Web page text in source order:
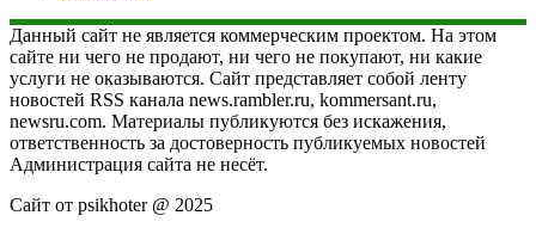
Данный сайт не является коммерческим проектом. На этом
сайте ни чего не продают, ни чего не покупают, ни какие
услуги не оказываются. Сайт представляет собой ленту
новостей RSS канала news.rambler.ru, kommersant.ru,
newsru.com. Материалы публикуются без искажения,
ответственность за достоверность публикуемых новостей
Администрация сайта не несёт.
Сайт от psikhoter @ 2025